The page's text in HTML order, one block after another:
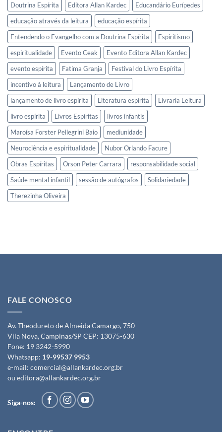
Doutrina Espírita
Editora Allan Kardec
Educandário Eurípedes
educação através da leitura
educação espírita
Entendendo o Evangelho com a Doutrina Espírita
Espiritismo
espiritualidade
Evento Ceak
Evento Editora Allan Kardec
evento espírita
Fatima Granja
Festival do Livro Espírita
incentivo à leitura
Lançamento de Livro
lançamento de livro espírita
Literatura espírita
Livraria Leitura
livro espírita
Livros Espíritas
livros infantis
Maroísa Forster Pellegrini Baio
mediunidade
Neurociência e espiritualidade
Nubor Orlando Facure
Obras Espíritas
Orson Peter Carrara
responsabilidade social
Saúde mental infantil
sessão de autógrafos
Solidariedade
Therezinha Oliveira
FALE CONOSCO
Av. Theodureto de Almeida Camargo, 750
Vila Nova, Campinas/SP CEP: 13075-630
Fone: 19 3242-5990
Whatsapp: 19-99537 9953
e-mail: comercial@allankardec.org.br
ou editora@allankardec.org.br
Siga-nos: